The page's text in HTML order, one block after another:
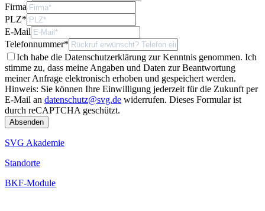
Firma
PLZ*
E-Mail
Telefonnummer*
Ich habe die Datenschutzerklärung zur Kenntnis genommen. Ich
stimme zu, dass meine Angaben und Daten zur Beantwortung
meiner Anfrage elektronisch erhoben und gespeichert werden.
Hinweis: Sie können Ihre Einwilligung jederzeit für die Zukunft per
E-Mail an datenschutz@svg.de widerrufen. Dieses Formular ist
durch reCAPTCHA geschützt.
SVG Akademie
Standorte
BKF-Module